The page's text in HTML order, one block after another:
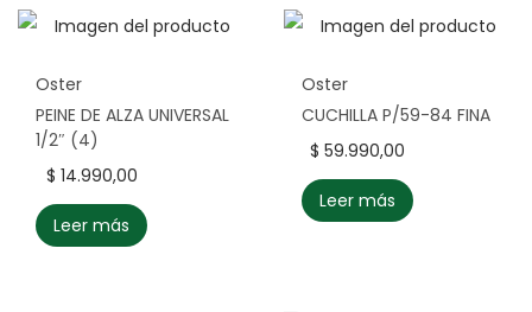
Oster
PEINE DE ALZA UNIVERSAL
1/2″ (4)
$ 14.990,00
Leer más
Oster
CUCHILLA P/59-84 FINA
$ 59.990,00
Leer más